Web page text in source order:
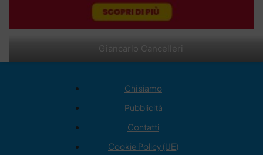
Giancarlo Cancelleri
Chi siamo
Pubblicità
Contatti
Cookie Policy (UE)